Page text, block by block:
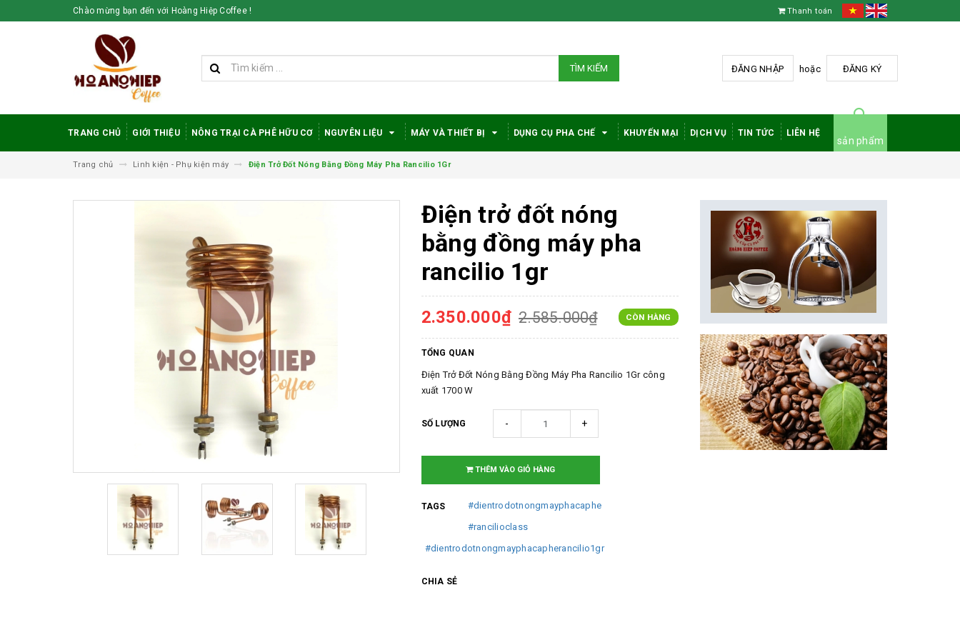
Chào mừng bạn đến với Hoàng Hiệp Coffee ! Thanh toán
TÌM KIẾM ĐĂNG NHẬP hoặc ĐĂNG KÝ
TRANG CHỦ GIỚI THIỆU NÔNG TRẠI CÀ PHÊ HỮU CƠ NGUYÊN LIỆU MÁY VÀ THIẾT BỊ DỤNG CỤ PHA CHẾ KHUYẾN MẠI DỊCH VỤ TIN TỨC LIÊN HỆ
sản phẩm
Trang chủ Linh kiện - Phụ kiện máy Điện Trở Đốt Nóng Bằng Đồng Máy Pha Rancilio 1Gr
Điện trở đốt nóng
bằng đồng máy pha
rancilio 1gr
2.350.000₫ 2.585.000₫ CÒN HÀNG
TỔNG QUAN
Điện Trở Đốt Nóng Bằng Đồng Máy Pha Rancilio 1Gr công
xuất 1700 W
SỐ LƯỢNG - +
THÊM VÀO GIỎ HÀNG
TAGS
#dientrodotnongmayphacaphe
#rancilioclass
#dientrodotnongmayphacapherancilio1gr
CHIA SẺ